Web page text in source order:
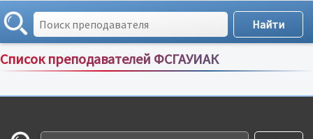
Список преподавателей ФСГАУИАК
Сортировка по:имени;рейтингу;отзывам